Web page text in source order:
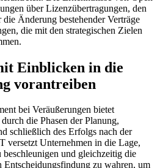
über Lizenzübertragungen, den
Änderung bestehender Verträge
die mit den strategischen Zielen
Einblicken in die
vorantreiben
bei Veräußerungen bietet
die Phasen der Planung,
schließlich des Erfolgs nach der
versetzt Unternehmen in die Lage,
beschleunigen und gleichzeitig die
Entscheidungsfindung zu wahren, um